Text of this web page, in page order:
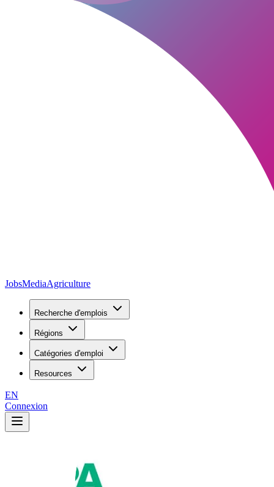
JobsMediaAgriculture
Recherche d'emplois
Régions
Catégories d'emploi
Resources
EN
Connexion